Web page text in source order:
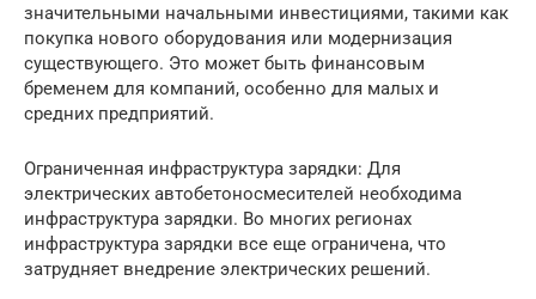
значительными начальными инвестициями, такими как
покупка нового оборудования или модернизация
существующего. Это может быть финансовым
бременем для компаний, особенно для малых и
средних предприятий.
Ограниченная инфраструктура зарядки: Для
электрических автобетоносмесителей необходима
инфраструктура зарядки. Во многих регионах
инфраструктура зарядки все еще ограничена, что
затрудняет внедрение электрических решений.